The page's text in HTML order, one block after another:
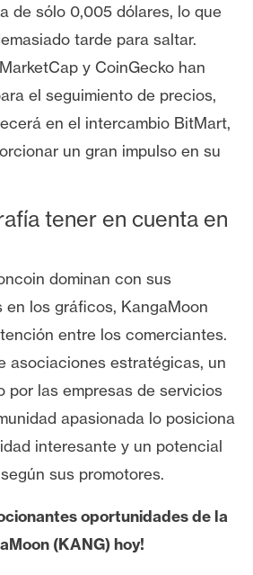
de sólo 0,005 dólares, lo que
tarde para saltar.
y CoinGecko han
el seguimiento de precios,
en el intercambio BitMart,
un gran impulso en su
tener en cuenta en
dominan con sus
los gráficos, KangaMoon
entre los comerciantes.
asociaciones estratégicas, un
por las empresas de servicios
apasionada lo posiciona
interesante y un potencial
sus promotores.
oportunidades de la
(KANG) hoy!